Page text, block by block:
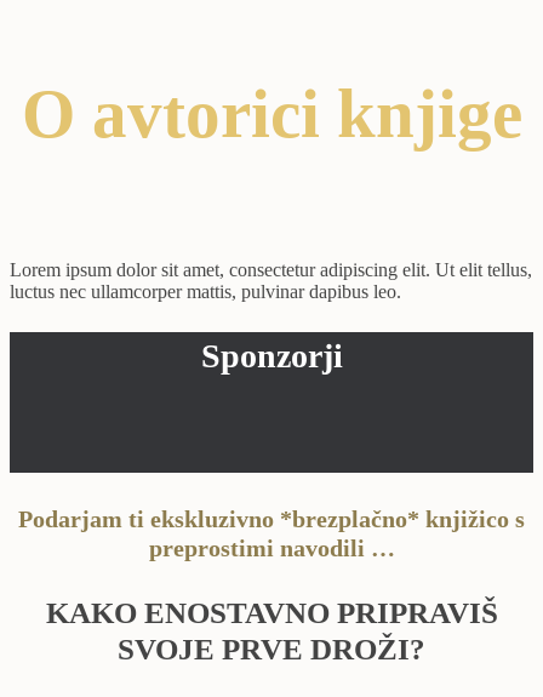
O avtorici knjige
Lorem ipsum dolor sit amet, consectetur adipiscing elit. Ut elit tellus,
luctus nec ullamcorper mattis, pulvinar dapibus leo.
Sponzorji
Podarjam ti ekskluzivno *brezplačno* knjižico s
preprostimi navodili …
KAKO ENOSTAVNO PRIPRAVIŠ
SVOJE PRVE DROŽI?